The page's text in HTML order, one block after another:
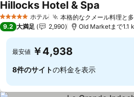
5 ホテルのランク
ホテル 本格的なクメール料理と
Hillocks Hotel & Spa
9.2 大満足 2,990 Old Marketまで1.1
最安値 ￥4,938
8件のサイトの料金を表示